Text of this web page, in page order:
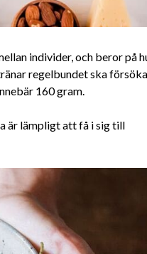
individer, och beror på
regelbundet ska
160 gram.
är lämpligt att få i sig till